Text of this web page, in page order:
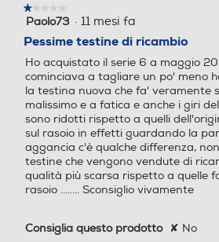
★★★★★
★★★★★
1
5
stelle.
Paolo73 · 11 mesi fa
Pessime testine di ricambio
Ho acquistato il serie 6 a maggio
cominciava a tagliare un po' meno
la testina nuova che fa' veramente
malissimo e a fatica e anche i giri
sono ridotti rispetto a quelli
sul rasoio in effetti guardando la
aggancia c'è qualche differenza,
testine che vengono vendute di
qualità più scarsa rispetto a quelle
rasoio ........ Sconsiglio vivamente
Consiglia questo prodotto ✘ No